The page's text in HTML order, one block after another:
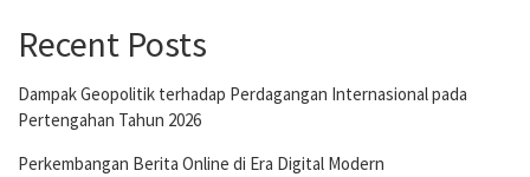
Recent Posts
Dampak Geopolitik terhadap Perdagangan Internasional pada
Pertengahan Tahun 2026
Perkembangan Berita Online di Era Digital Modern